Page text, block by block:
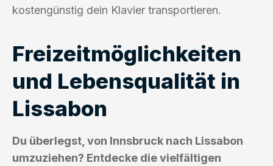
kostengünstig dein Klavier transportieren.
Freizeitmöglichkeiten
und Lebensqualität in
Lissabon
Du überlegst, von Innsbruck nach Lissabon
umzuziehen? Entdecke die vielfältigen